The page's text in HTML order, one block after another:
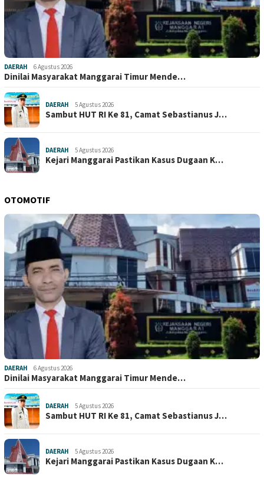
DAERAH 6 Agustus 2026
Dinilai Masyarakat Manggarai Timur Mende…
DAERAH 5 Agustus 2026
Sambut HUT RI Ke 81, Camat Sebastianus J…
DAERAH 5 Agustus 2026
Kejari Manggarai Pastikan Kasus Dugaan K…
OTOMOTIF
DAERAH 6 Agustus 2026
Dinilai Masyarakat Manggarai Timur Mende…
DAERAH 5 Agustus 2026
Sambut HUT RI Ke 81, Camat Sebastianus J…
DAERAH 5 Agustus 2026
Kejari Manggarai Pastikan Kasus Dugaan K…